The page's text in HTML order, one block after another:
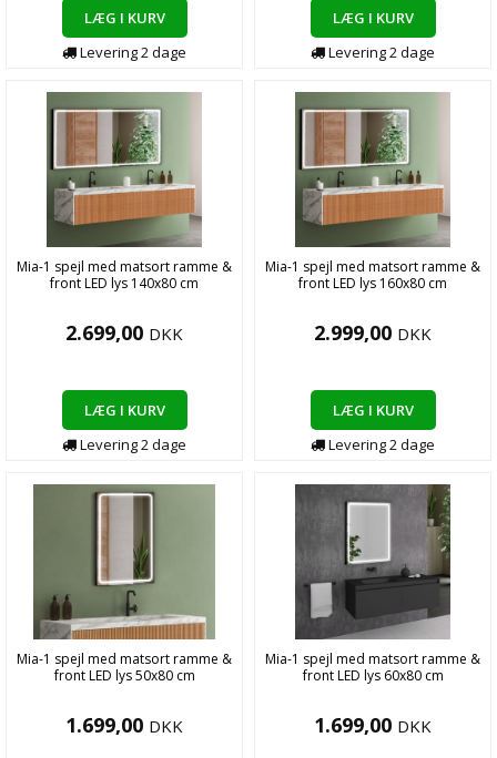
LÆG I KURV
Levering2dage
LÆG I KURV
Levering2dage
Mia-1 spejl med matsort ramme &
front LED lys 140x80 cm
2.699,00 DKK
LÆG I KURV
Levering2dage
Mia-1 spejl med matsort ramme &
front LED lys 160x80 cm
2.999,00 DKK
LÆG I KURV
Levering2dage
Mia-1 spejl med matsort ramme &
front LED lys 50x80 cm
1.699,00 DKK
Mia-1 spejl med matsort ramme &
front LED lys 60x80 cm
1.699,00 DKK